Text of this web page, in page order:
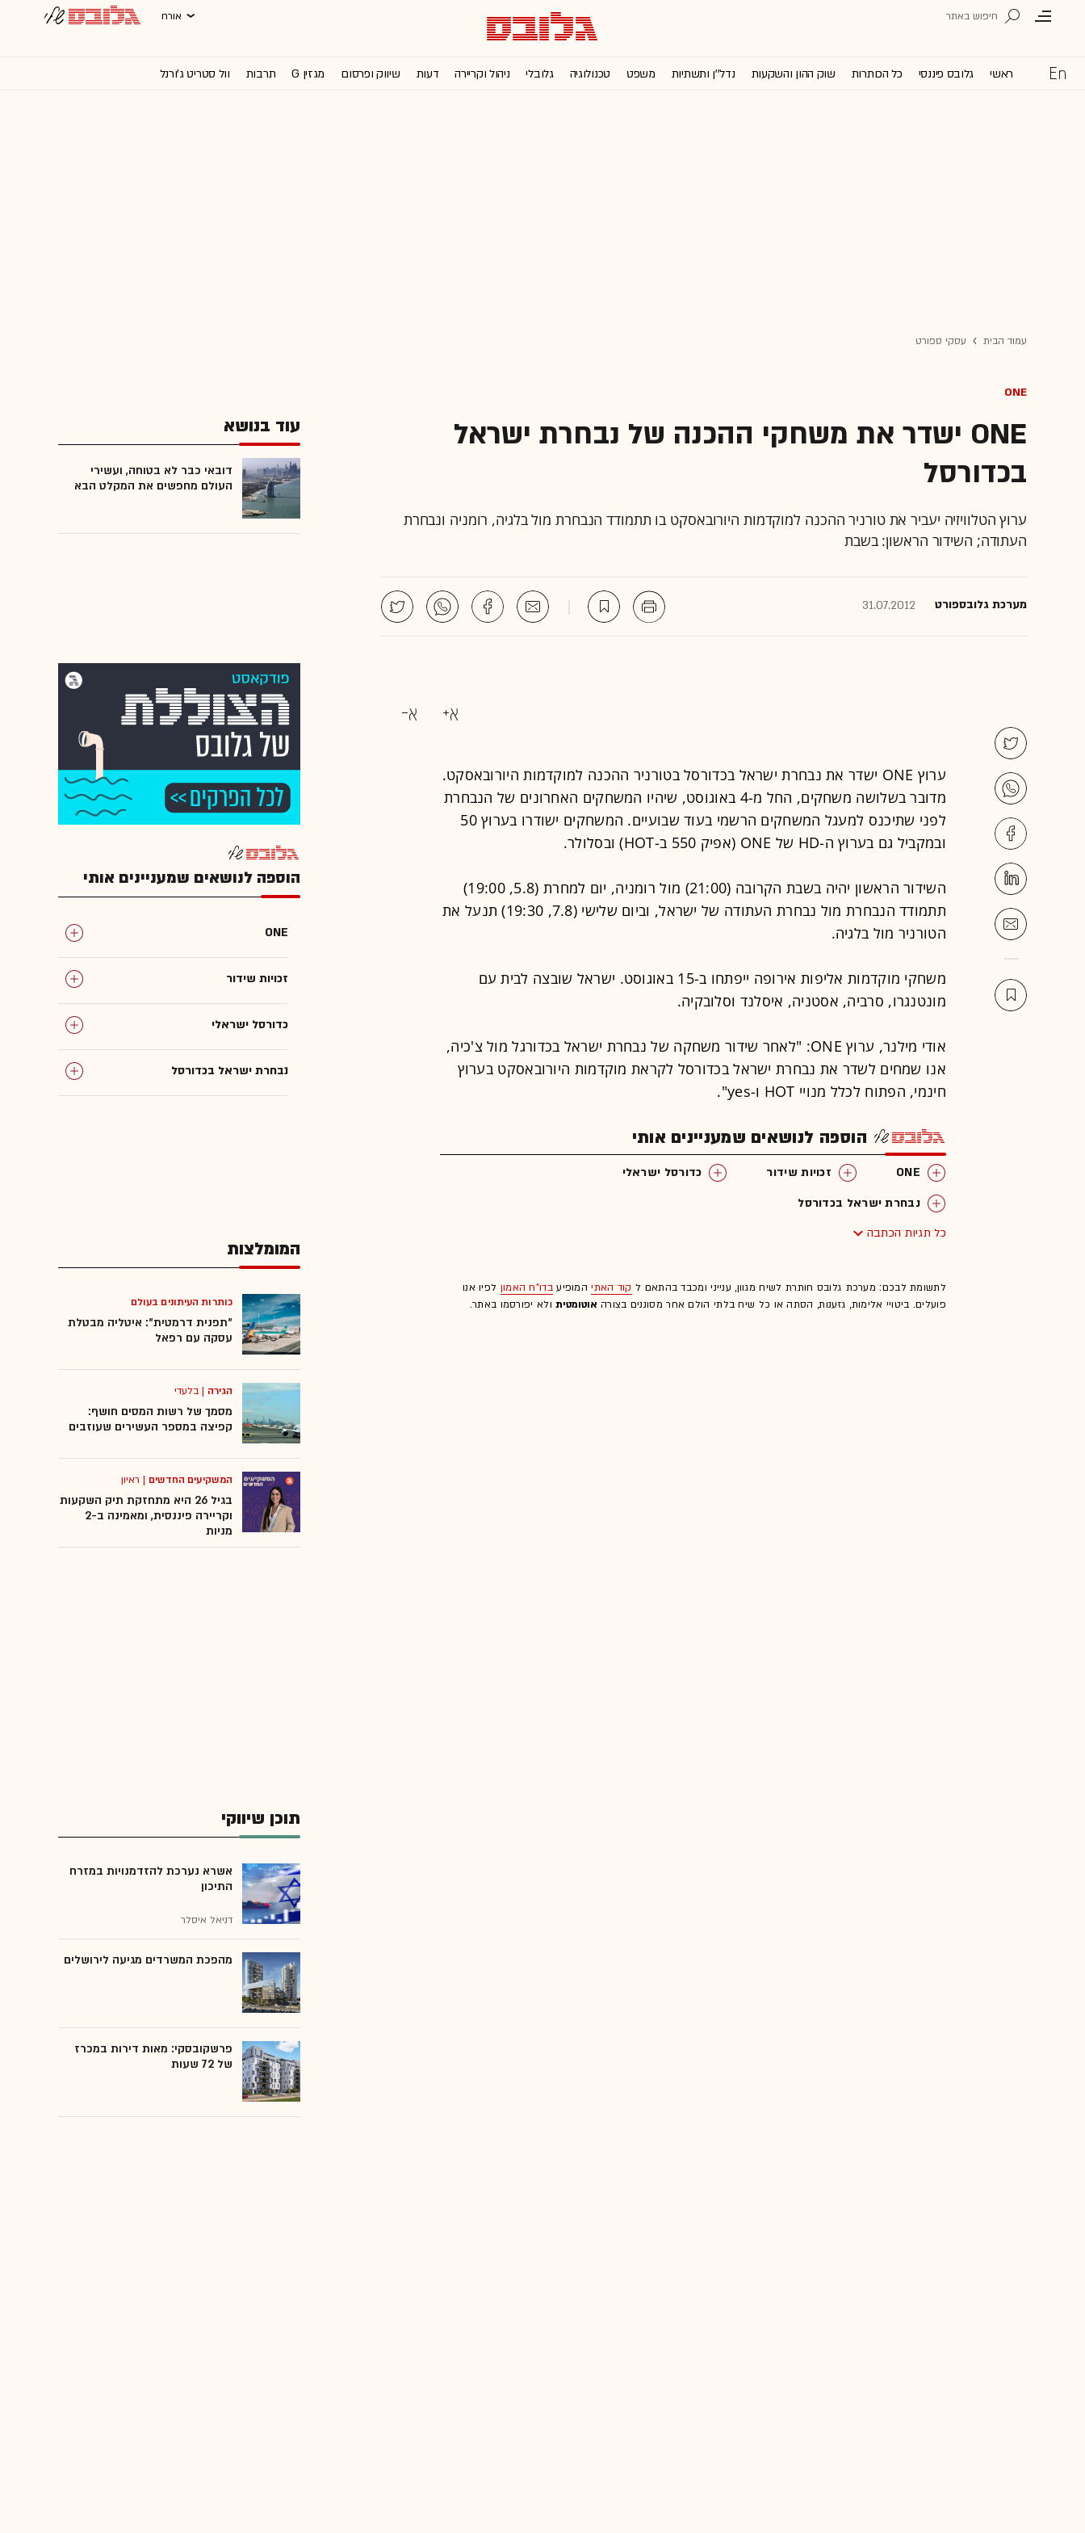
אורח
ראשי גלובס פיננסי כל הכותרות שוק ההון והשקעות נדל''ן ותשתיות משפט טכנולוגיה גלובלי ניהול וקריירה דעות שיווק ופרסום מגזין G תרבות וול סטריט ג'ורנל
עמוד הבית עסקי ספורט
ONE
ONE ישדר את משחקי ההכנה של נבחרת ישראל
בכדורסל
ערוץ הטלוויזיה יעביר את טורניר ההכנה למוקדמות היורובאסקט בו תתמודד הנבחרת מול בלגיה, רומניה ונבחרת
העתודה; השידור הראשון: בשבת
מערכת גלובספורט 31.07.2012
ערוץ ONE ישדר את נבחרת ישראל בכדורסל בטורניר ההכנה למוקדמות היורובאסקט.
מדובר בשלושה משחקים, החל מ-4 באוגוסט, שיהיו המשחקים האחרונים של הנבחרת
לפני שתיכנס למעגל המשחקים הרשמי בעוד שבועיים. המשחקים ישודרו בערוץ 50
ובמקביל גם בערוץ ה-HD של ONE (אפיק 550 ב-HOT) ובסלולר.
השידור הראשון יהיה בשבת הקרובה (21:00) מול רומניה, יום למחרת (5.8, 19:00)
תתמודד הנבחרת מול נבחרת העתודה של ישראל, וביום שלישי (7.8, 19:30) תנעל את
הטורניר מול בלגיה.
משחקי מוקדמות אליפות אירופה ייפתחו ב-15 באוגוסט. ישראל שובצה לבית עם
מונטנגרו, סרביה, אסטניה, איסלנד וסלובקיה.
אודי מילנר, ערוץ ONE: "לאחר שידור משחקה של נבחרת ישראל בכדורגל מול צ'כיה,
אנו שמחים לשדר את נבחרת ישראל בכדורסל לקראת מוקדמות היורובאסקט בערוץ
חינמי, הפתוח לכלל מנויי HOT ו-yes".
הוספה לנושאים שמעניינים אותי
ONE זכויות שידור
כדורסל ישראלי
נבחרת ישראל בכדורסל
כל תגיות הכתבה
לתשומת לבכם: מערכת גלובס חותרת לשיח מגוון, ענייני ומכבד בהתאם ל קוד האתיהמופיעבדו"ח האמון לפיו אנו
פועלים. ביטויי אלימות, גזענות, הסתה או כל שיח בלתי הולם אחר מסוננים בצורה אוטומטיתולא יפורסמו באתר.
עוד בנושא
דובאי כבר לא בטוחה, ועשירי
העולם מחפשים את המקלט הבא
הוספה לנושאים שמעניינים אותי
ONE
זכויות שידור
כדורסל ישראלי
נבחרת ישראל בכדורסל
המומלצות
כותרות העיתונים בעולם
"תפנית דרמטית": איטליה מבטלת
עסקה עם רפאל
הגירה |בלעדי
מסמך של רשות המסים חושף:
קפיצה במספר העשירים שעוזבים
המשקיעים החדשים | ראיון
בגיל 26 היא מתחזקת תיק השקעות
וקריירה פיננסית, ומאמינה ב-2
מניות
תוכן שיווקי
אשרא נערכת להזדמנויות במזרח
התיכון
דניאל איסלר
מהפכת המשרדים מגיעה לירושלים
פרשקובסקי: מאות דירות במכרז
של 72 שעות